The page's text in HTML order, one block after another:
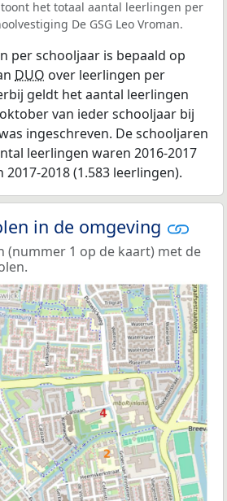
het totaal aantal leerlingen per
De GSG Leo Vroman.
per schooljaar is bepaald op
DUO over leerlingen per
geldt het aantal leerlingen
van ieder schooljaar bij
ingeschreven. De schooljaren
leerlingen waren 2016-2017
2017-2018 (1.583 leerlingen).
in de omgeving
(nummer 1 op de kaart) met de